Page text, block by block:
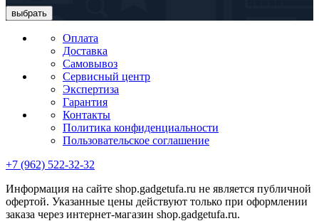
выбрать
Оплата
Доставка
Самовывоз
Сервисный центр
Экспертиза
Гарантия
Контакты
Политика конфиденциальности
Пользовательское соглашение
+7 (962) 522-32-32
Информация на сайте shop.gadgetufa.ru не является публичной
офертой. Указанные цены действуют только при оформлении
заказа через интернет-магазин shop.gadgetufa.ru.